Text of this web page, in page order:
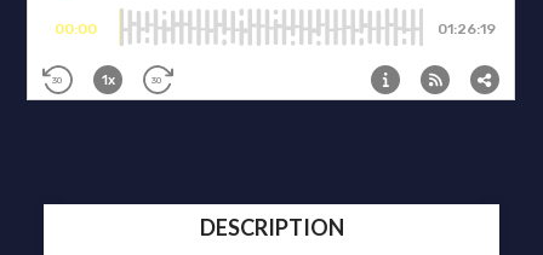
DESCRIPTION